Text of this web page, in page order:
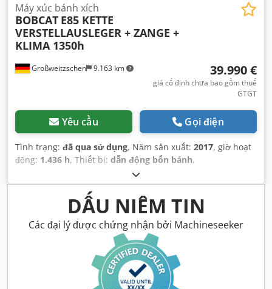
Großweitzschen 9.163 km
Máy xúc bánh xích
BOBCAT E85 KETTE
VERSTELLAUSLEGER + ZANGE +
KLIMA 1350h
39.990 €
giá cố định chưa bao gồm thuế
GTGT
Yêu cầu Gọi điện
Tình trạng: đã qua sử dụng, Năm sản xuất: 2017, giờ hoạt
động: 1.436 h, Thiết bị: dẫn động bốn bánh,
DẤU NIÊM TIN
Các đại lý được chứng nhận bởi Machineseeker